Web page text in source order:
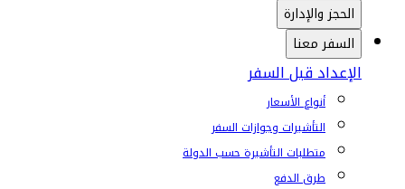
الحجز والإدارة
السفر معنا
الإعداد قبل السفر
أنواع الأسعار
التأشيرات وجوازات السفر
متطلبات التأشيرة حسب الدولة
طرق الدفع